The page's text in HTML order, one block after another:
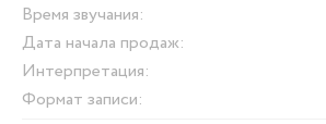
Время звучания:
Дата начала продаж:
Интерпретация:
Формат записи: